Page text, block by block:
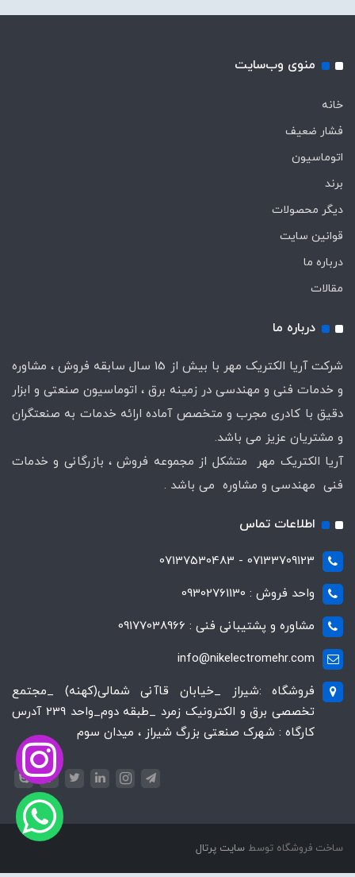
منوی وب‌سایت
خانه
فشار ضعیف
اتوماسیون
برند
دیگر محصولات
قوانین سایت
درباره ما
مقالات
درباره ما
شرکت آریا الکتریک مهر با بیش از 15 سال سابقه فروش ، مشاوره
و خدمات فنی و مهندسی در زمینه برق ، اتوماسیون صنعتی و ابزار
دقیق با کادری مجرب و متخصص آماده ارائه خدمات به صنعتگران
و مشتریان عزیز می باشد.
آریا الکتریک مهر متشکل از مجموعه فروش ، بازرگانی و خدمات
فنی مهندسی و مشاوره می باشد .
اطلاعات تماس
07133709123 - 07137530483
واحد فروش : 09302761130
مشاوره و پشتیبانی فنی : 09177038966
info@nikelectromehr.com
فروشگاه :شیراز _خیابان قاآنی شمالی(کهنه) _مجتمع
تخصصی برق و الکترونیک زمرد _طبقه دوم_واحد 239 آدرس
کارگاه : شهرک صنعتی بزرگ شیراز ، میدان سوم
ساخت فروشگاه توسط سایت پرتال